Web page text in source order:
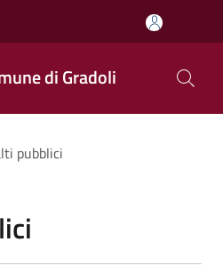
di Gradoli
pubblici